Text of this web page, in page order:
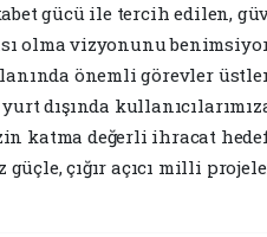
gücü ile tercih edilen,
olma vizyonunu
önemli görevler
dışında
katma değerli ihracat
çığır açıcı milli